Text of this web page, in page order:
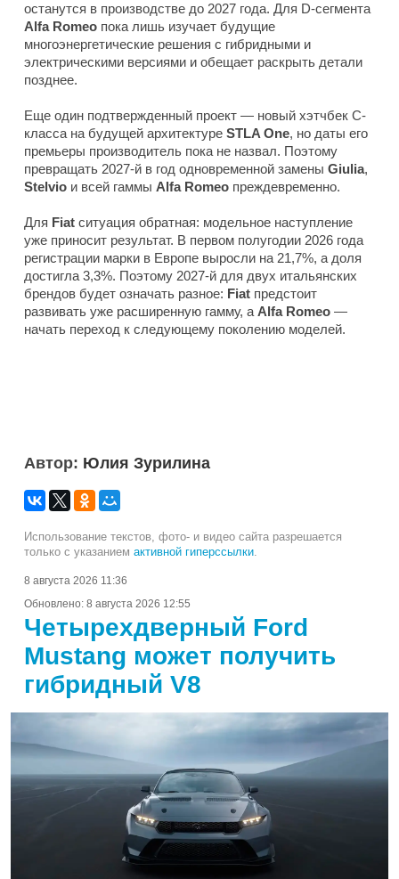
останутся в производстве до 2027 года. Для D-сегмента
Alfa Romeo пока лишь изучает будущие
многоэнергетические решения с гибридными и
электрическими версиями и обещает раскрыть детали
позднее.
Еще один подтвержденный проект — новый хэтчбек C-
класса на будущей архитектуре STLA One, но даты его
премьеры производитель пока не назвал. Поэтому
превращать 2027-й в год одновременной замены Giulia,
Stelvio и всей гаммы Alfa Romeo преждевременно.
Для Fiat ситуация обратная: модельное наступление
уже приносит результат. В первом полугодии 2026 года
регистрации марки в Европе выросли на 21,7%, а доля
достигла 3,3%. Поэтому 2027-й для двух итальянских
брендов будет означать разное: Fiat предстоит
развивать уже расширенную гамму, а Alfa Romeo —
начать переход к следующему поколению моделей.
Автор: Юлия Зурилина
Использование текстов, фото- и видео сайта разрешается
только с указанием активной гиперссылки.
8 августа 2026 11:36
Обновлено: 8 августа 2026 12:55
Четырехдверный Ford
Mustang может получить
гибридный V8